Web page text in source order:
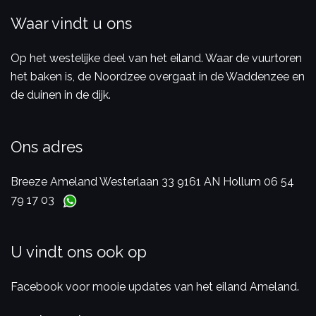
Waar vindt u ons
Op het westelijke deel van het eiland. Waar de vuurtoren
het baken is, de Noordzee overgaat in de Waddenzee en
de duinen in de dijk.
Ons adres
Breeze AmelandWesterlaan 33 9161 AN Hollum 06 54
79 17 03
U vindt ons ook op
Facebook voor mooie updates van het eiland Ameland.